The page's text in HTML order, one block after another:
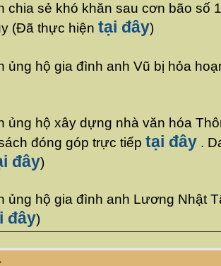
chia sẻ khó khăn sau cơn bão số
(Đã thực hiện tại đây)
ủng hộ gia đình anh Vũ bị hỏa
ủng hộ xây dựng nhà văn hóa
đóng góp trực tiếp tại đây .
đây)
ủng hộ gia đình anh Lương Nhật
đây)